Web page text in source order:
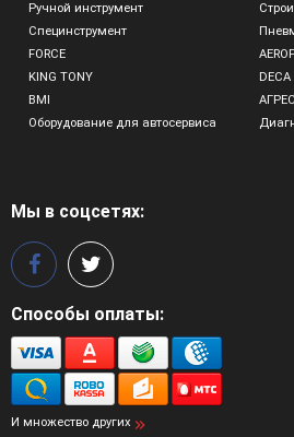
Ручной инструмент
Специнструмент
FORCE
KING TONY
DECA
BMI
Оборудование для автосервиса
Мы в соцсетях:
Способы оплаты:
И множество других